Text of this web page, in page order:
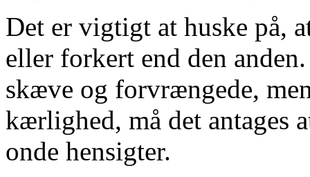
Det er vigtigt at huske på,
eller forkert end den
skæve og forvrængede,
kærlighed, må det antages
onde hensigter.